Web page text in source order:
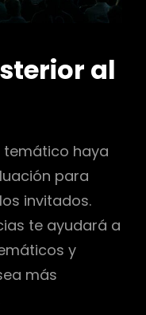
al
temático haya
para
invitados.
te ayudará a
y
más